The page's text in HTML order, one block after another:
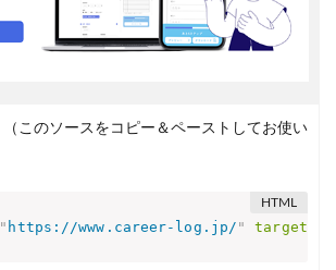
（このソースをコピー＆ペーストしてお使い
" https://www.career-log.jp/ " target